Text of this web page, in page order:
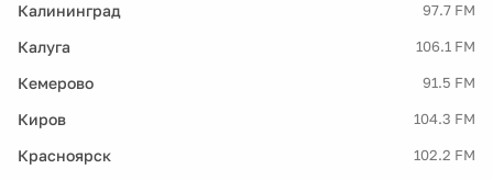
Калининград 97.7 FM
Калуга 106.1 FM
Кемерово 91.5 FM
Киров 104.3 FM
Красноярск 102.2 FM